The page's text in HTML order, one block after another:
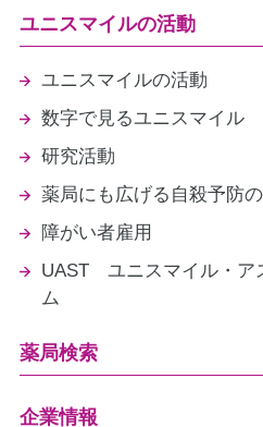
ユニスマイルの活動
ユニスマイルの活動
数字で見るユニスマイル
研究活動
薬局にも広げる自殺予防
障がい者雇用
UAST ユニスマイル・ア
ム
薬局検索
企業情報